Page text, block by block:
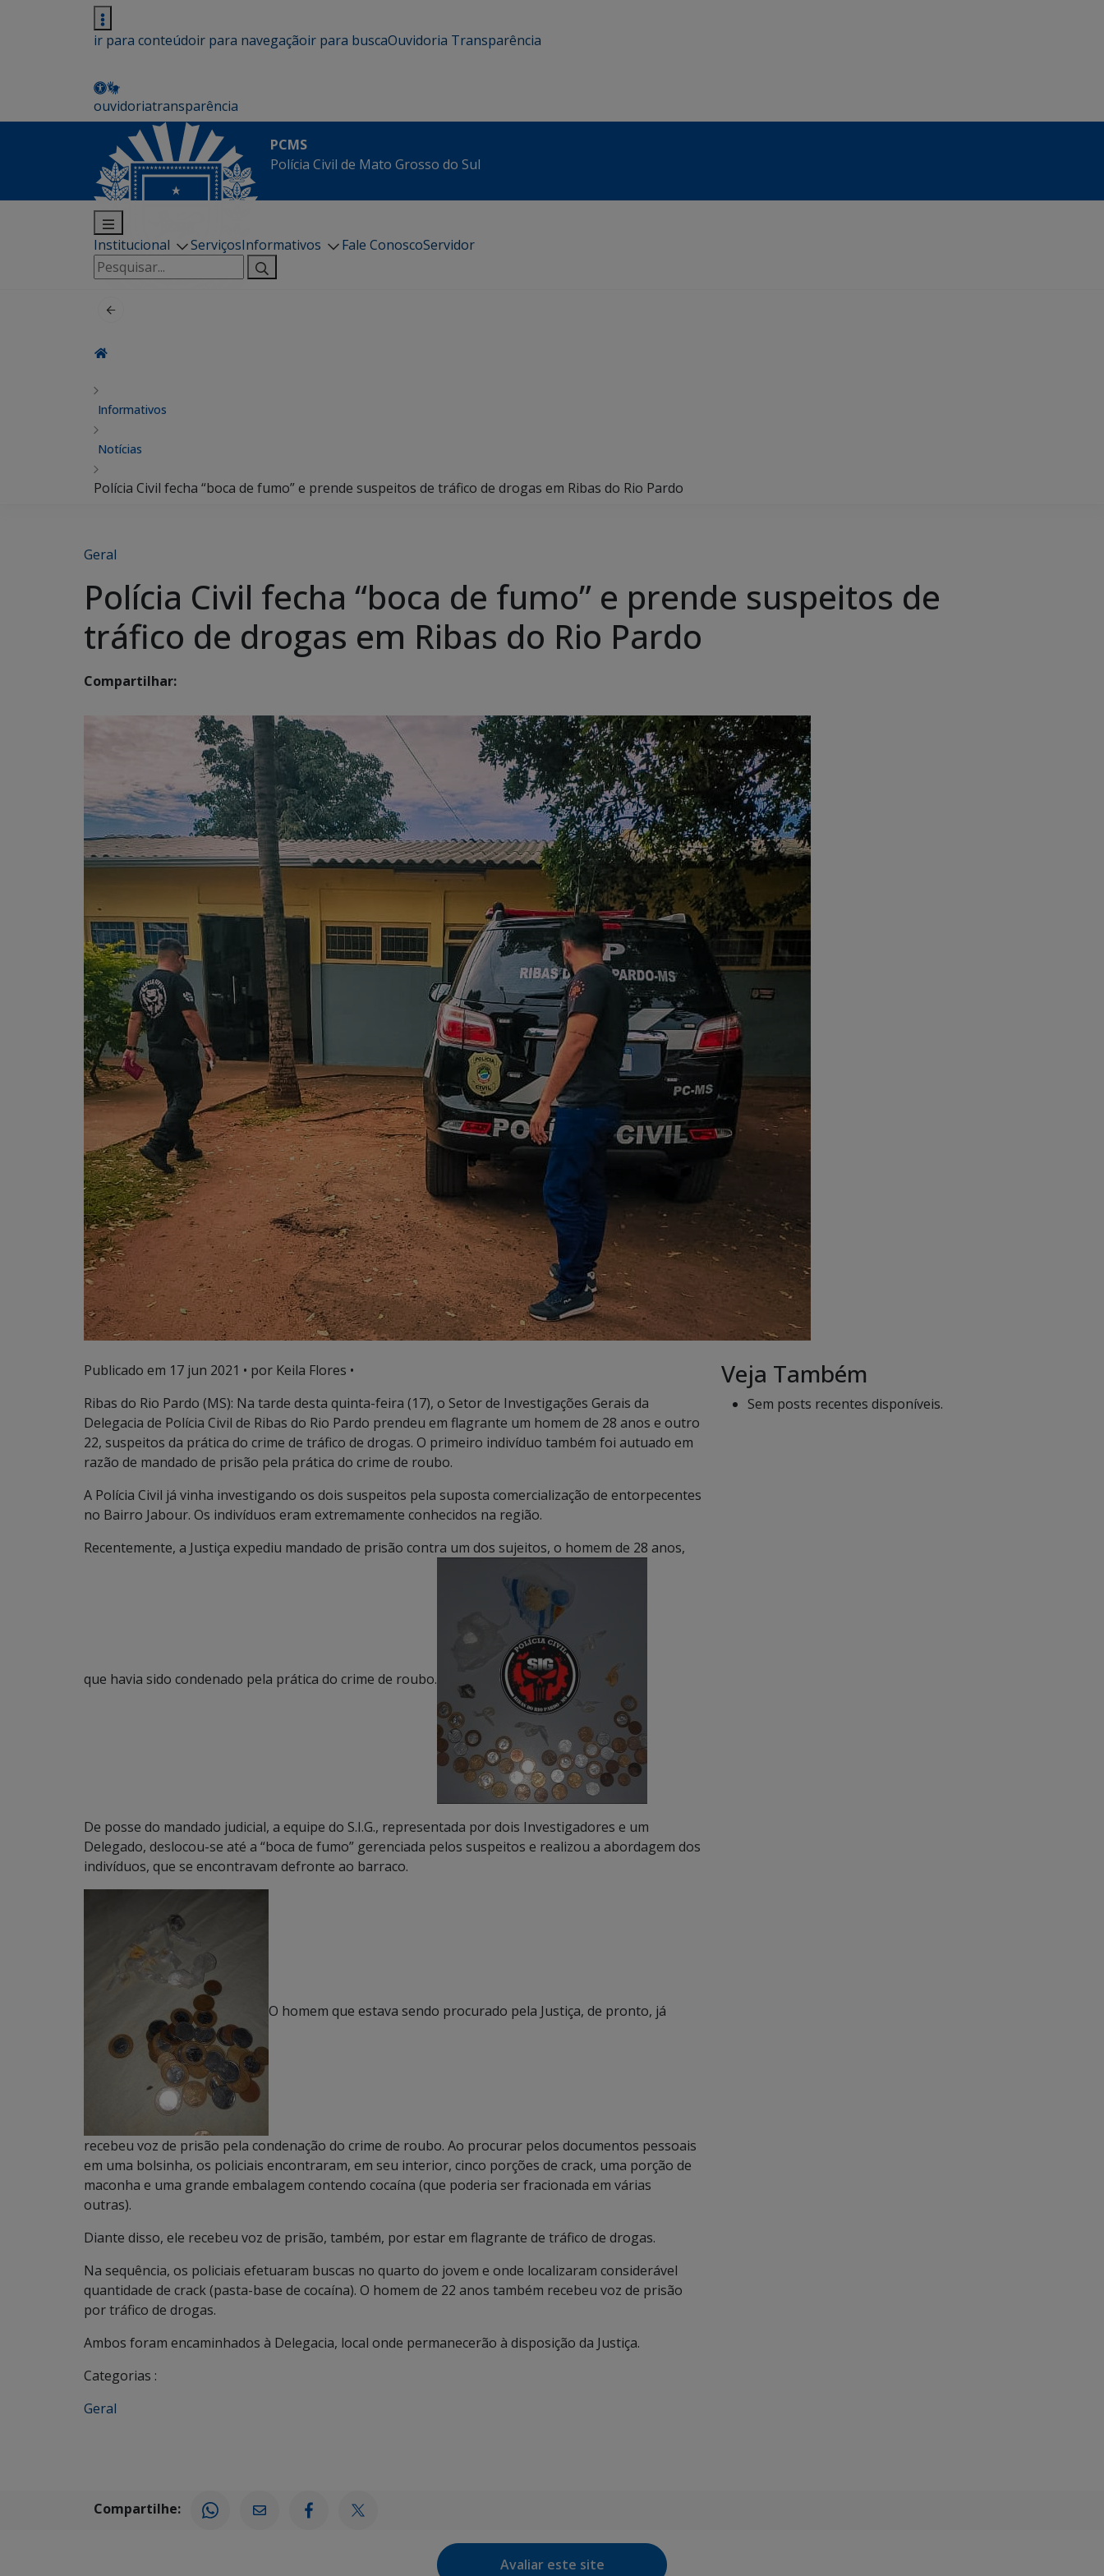
ir para conteúdoir para navegaçãoir para buscaOuvidoria Transparência
ouvidoriatransparência
PCMS
Polícia Civil de Mato Grosso do Sul
Institucional ServiçosInformativos Fale ConoscoServidor
Pesquisar
por:
Informativos
Notícias
Polícia Civil fecha “boca de fumo” e prende suspeitos de tráfico de drogas em Ribas do Rio Pardo
Geral
Polícia Civil fecha “boca de fumo” e prende suspeitos de
tráfico de drogas em Ribas do Rio Pardo
Compartilhar:
Publicado em 17 jun 2021 • por Keila Flores •
Ribas do Rio Pardo (MS): Na tarde desta quinta-feira (17), o Setor de Investigações Gerais da
Delegacia de Polícia Civil de Ribas do Rio Pardo prendeu em flagrante um homem de 28 anos e outro
22, suspeitos da prática do crime de tráfico de drogas. O primeiro indivíduo também foi autuado em
razão de mandado de prisão pela prática do crime de roubo.
A Polícia Civil já vinha investigando os dois suspeitos pela suposta comercialização de entorpecentes
no Bairro Jabour. Os indivíduos eram extremamente conhecidos na região.
Recentemente, a Justiça expediu mandado de prisão contra um dos sujeitos, o homem de 28 anos,
que havia sido condenado pela prática do crime de roubo.
De posse do mandado judicial, a equipe do S.I.G., representada por dois Investigadores e um
Delegado, deslocou-se até a “boca de fumo” gerenciada pelos suspeitos e realizou a abordagem dos
indivíduos, que se encontravam defronte ao barraco.
O homem que estava sendo procurado pela Justiça, de pronto, já
recebeu voz de prisão pela condenação do crime de roubo. Ao procurar pelos documentos pessoais
em uma bolsinha, os policiais encontraram, em seu interior, cinco porções de crack, uma porção de
maconha e uma grande embalagem contendo cocaína (que poderia ser fracionada em várias
outras).
Diante disso, ele recebeu voz de prisão, também, por estar em flagrante de tráfico de drogas.
Na sequência, os policiais efetuaram buscas no quarto do jovem e onde localizaram considerável
quantidade de crack (pasta-base de cocaína). O homem de 22 anos também recebeu voz de prisão
por tráfico de drogas.
Ambos foram encaminhados à Delegacia, local onde permanecerão à disposição da Justiça.
Categorias :
Geral
Veja Também
Sem posts recentes disponíveis.
Compartilhe:
Avaliar este site